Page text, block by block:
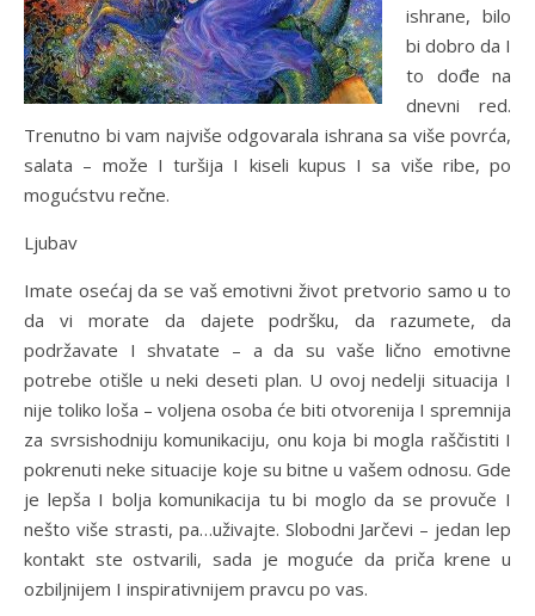
ishrane, bilo
bi dobro da I
to dođe na
dnevni red.
Trenutno bi vam najviše odgovarala ishrana sa više povrća,
salata – može I turšija I kiseli kupus I sa više ribe, po
mogućstvu rečne.
Ljubav
Imate osećaj da se vaš emotivni život pretvorio samo u to
da vi morate da dajete podršku, da razumete, da
podržavate I shvatate – a da su vaše lično emotivne
potrebe otišle u neki deseti plan. U ovoj nedelji situacija I
nije toliko loša – voljena osoba će biti otvorenija I spremnija
za svrsishodniju komunikaciju, onu koja bi mogla raščistiti I
pokrenuti neke situacije koje su bitne u vašem odnosu. Gde
je lepša I bolja komunikacija tu bi moglo da se provuče I
nešto više strasti, pa…uživajte. Slobodni Jarčevi – jedan lep
kontakt ste ostvarili, sada je moguće da priča krene u
ozbiljnijem I inspirativnijem pravcu po vas.